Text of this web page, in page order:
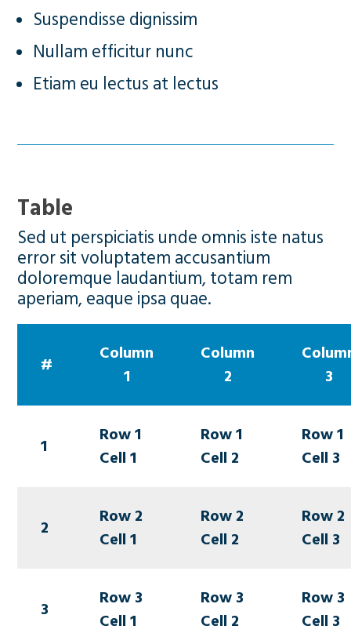
Suspendisse dignissim
Nullam efficitur nunc
Etiam eu lectus at lectus
Table
Sed ut perspiciatis unde omnis iste natus
error sit voluptatem accusantium
doloremque laudantium, totam rem
aperiam, eaque ipsa quae.
#
Column
1
Column
2
3
1
Row 1
Cell 1
Row 1
Cell 2
Row 1
Cell 3
2
Row 2
Cell 1
Row 2
Cell 2
Row 2
Cell 3
3
Row 3
Cell 1
Row 3
Cell 2
Row 3
Cell 3